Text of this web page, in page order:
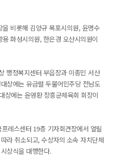
비롯해 김양규 목포시의원, 윤명수
화성시의원, 한은경 오산시의원이
행정복지센터 부읍장과 이종민 서산
상에는 유금렬 두불어민주당 전남도
상에는 윤영환 장흥군체육회 회장이
레스센터 19층 기자회견장에서 열릴
라 취소되고, 수상자의 소속 자치단체
상식을 대행한다.